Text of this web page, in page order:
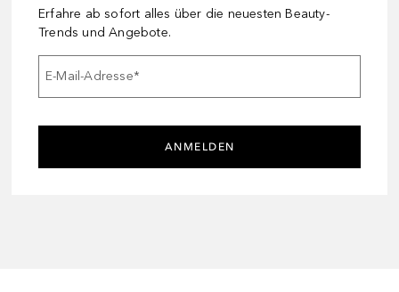
Erfahre ab sofort alles über die neuesten Beauty-
Trends und Angebote.
E-Mail-Adresse*
ANMELDEN